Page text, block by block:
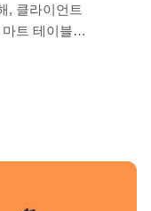
, 클라이언트
트 테이블